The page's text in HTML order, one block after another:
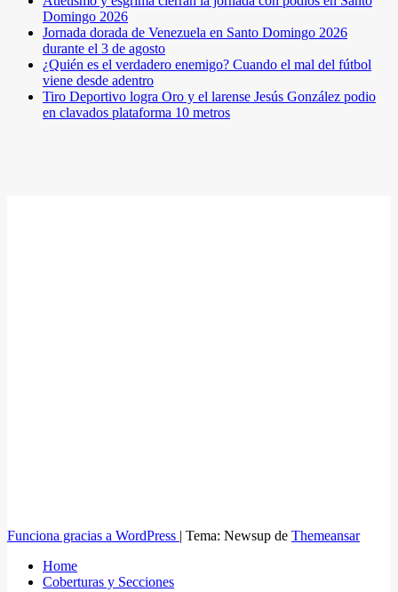
Domingo 2026
Jornada dorada de Venezuela en Santo Domingo 2026
durante el 3 de agosto
¿Quién es el verdadero enemigo? Cuando el mal del fútbol
viene desde adentro
Tiro Deportivo logra Oro y el larense Jesús González podio
en clavados plataforma 10 metros
Funciona gracias a WordPress | Tema: Newsup de Themeansar
Home
Coberturas y Secciones